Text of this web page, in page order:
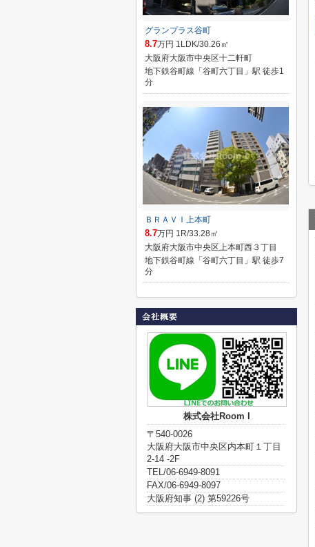
グランプラス谷町
8.7万円 1LDK/30.26㎡
大阪府大阪市中央区十二軒町
地下鉄谷町線「谷町六丁目」駅 徒歩1
分
ＢＲＡＶＩ上本町
8.7万円 1R/33.28㎡
大阪府大阪市中央区上本町西３丁目
地下鉄谷町線「谷町六丁目」駅 徒歩7
分
株式会社Room I
〒540-0026
大阪府大阪市中央区内本町１丁目
2-14 -2F
TEL/06-6949-8091
FAX/06-6949-8097
大阪府知事 (2) 第59226号